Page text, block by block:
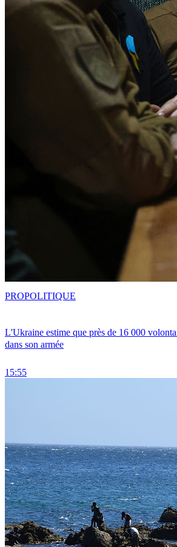
L'Ukraine estime que près de 16 000
dans son armée
15:55
PROPOLITIQUE